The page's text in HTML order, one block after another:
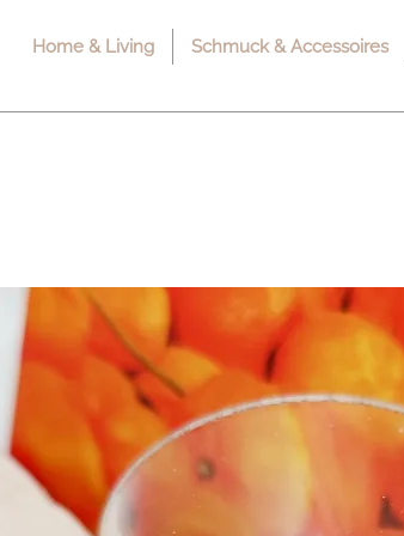
Home & Living Schmuck & Accessoires